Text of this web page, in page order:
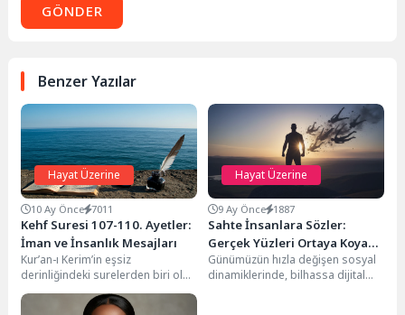
GÖNDER
Benzer Yazılar
Hayat Üzerine
10 Ay Önce 7011
Kehf Suresi 107-110. Ayetler:
İman ve İnsanlık Mesajları
Kur’an-ı Kerim’in eşsiz
derinliğindeki surelerden biri olan
Kehf Suresi, özellikle 107. ve 110.
ayetleriyle müminlere...
Hayat Üzerine
9 Ay Önce 1887
Sahte İnsanlara Sözler:
Gerçek Yüzleri Ortaya Koyan
Derin İfadeler
Günümüzün hızla değişen sosyal
dinamiklerinde, bilhassa dijital